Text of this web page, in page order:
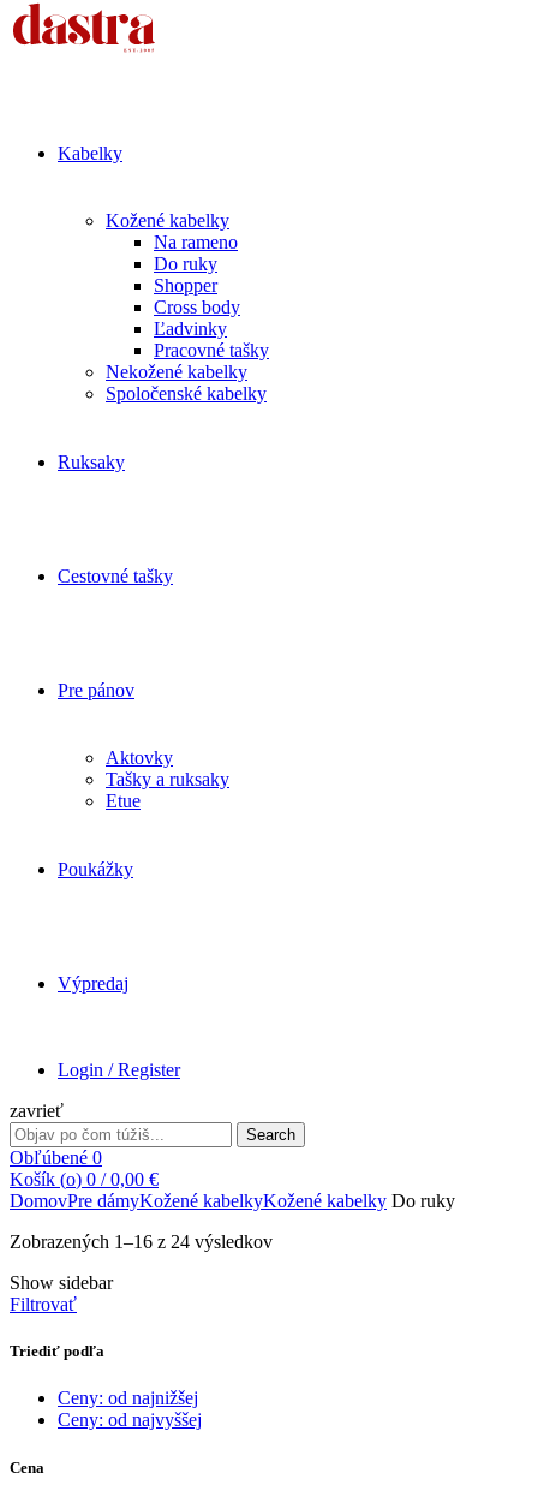
Kabelky
Kožené kabelky
Na rameno
Do ruky
Shopper
Cross body
Ľadvinky
Pracovné tašky
Nekožené kabelky
Spoločenské kabelky
Ruksaky
Cestovné tašky
Pre pánov
Aktovky
Tašky a ruksaky
Etue
Poukážky
Výpredaj
Login / Register
zavrieť
Search
for:
Search
Obľúbené 0
Košík (o) 0 / 0,00 €
DomovPre dámyKožené kabelkyKožené kabelky Do ruky
Zobrazených 1–16 z 24 výsledkovZoradené
Show sidebar
Filtrovať
Triediť podľa
Ceny: od najnižšej
Ceny: od najvyššej
Cena